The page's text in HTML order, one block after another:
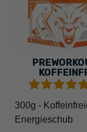
300g -
Energieschub